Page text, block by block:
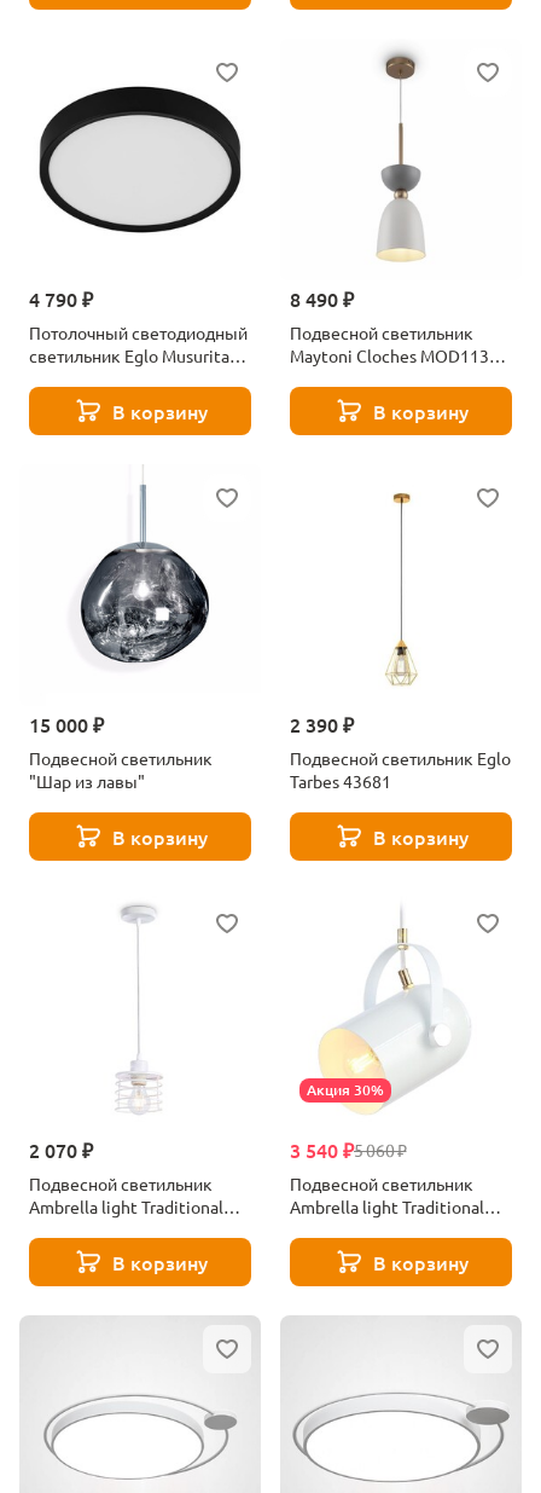
4 790 ₽
Потолочный светодиодный
светильник Eglo Musurita
В корзину
8 490 ₽
Подвесной светильник
Maytoni Cloches MOD113PL-
В корзину
15 000 ₽
Подвесной светильник
"Шар из лавы"
В корзину
2 390 ₽
Подвесной светильник Eglo
Tarbes 43681
В корзину
2 070 ₽
Подвесной светильник
Ambrella light Traditional
В корзину
Акция 30%
5 060 ₽
3 540 ₽
Подвесной светильник
Ambrella light Traditional
В корзину